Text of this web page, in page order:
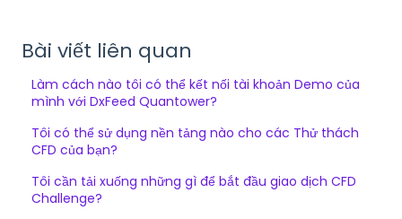
Bài viết liên quan
Làm cách nào tôi có thể kết nối tài khoản Demo của
mình với DxFeed Quantower?
Tôi có thể sử dụng nền tảng nào cho các Thử thách
CFD của bạn?
Tôi cần tải xuống những gì để bắt đầu giao dịch CFD
Challenge?